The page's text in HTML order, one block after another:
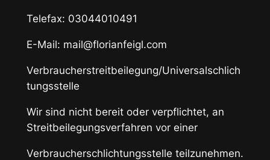
Telefax: 03044010491
E-Mail: mail@florianfeigl.com
Verbraucherstreitbeilegung/Universalschlich
tungsstelle
Wir sind nicht bereit oder verpflichtet, an
Streitbeilegungsverfahren vor einer
Verbraucherschlichtungsstelle teilzunehmen.